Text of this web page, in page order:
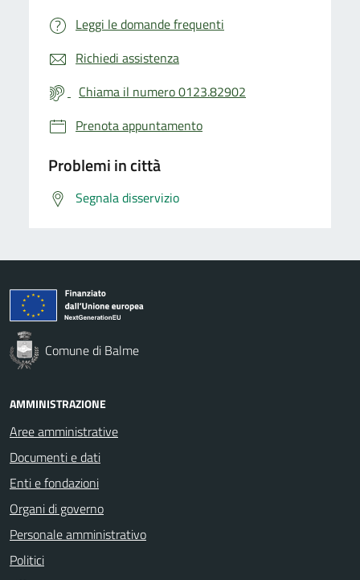
Leggi le domande frequenti
Richiedi assistenza
Chiama il numero 0123.82902
Prenota appuntamento
Problemi in città
Segnala disservizio
Comune di Balme
AMMINISTRAZIONE
Aree amministrative
Documenti e dati
Enti e fondazioni
Organi di governo
Personale amministrativo
Politici